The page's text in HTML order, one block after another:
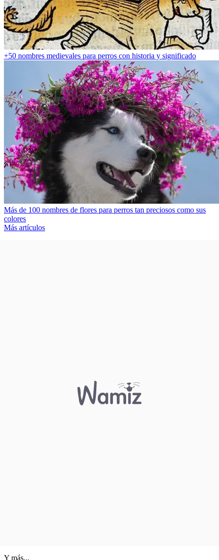
+50 nombres medievales para perros con historia y significado
Más de 100 nombres de flores para perros tan preciosos como sus
colores
Más artículos
Y más...